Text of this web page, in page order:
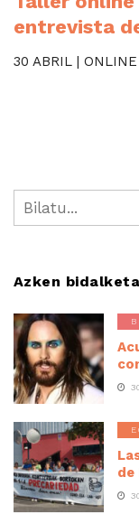
entrevista
30 ABRIL | ONLINE
Azken
de